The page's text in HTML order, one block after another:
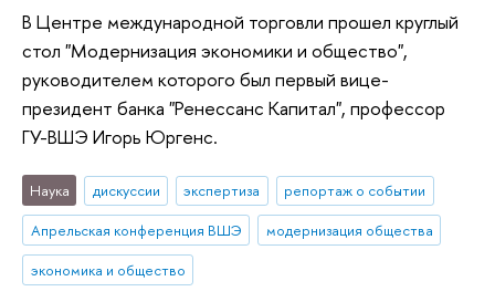
В Центре международной торговли прошел круглый
стол "Модернизация экономики и общество",
руководителем которого был первый вице-
президент банка "Ренессанс Капитал", профессор
ГУ-ВШЭ Игорь Юргенс.
Наука дискуссии экспертиза
репортаж о событии
Апрельская конференция ВШЭ
модернизация общества
экономика и общество